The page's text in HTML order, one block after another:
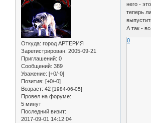
Откуда: город АРТЕРИЯ
Зарегистрирован: 2005-09-21
Приглашений: 0
Сообщений: 389
Уважение: [+0/-0]
Позитив: [+0/-0]
Возраст: 42 [1984-06-05]
Провел на форуме:
5 минут
Последний визит:
2017-09-01 14:12:04
него -
теперь
А так -
0